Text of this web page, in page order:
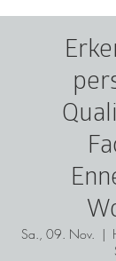
Sa., 09. Nov.
  |